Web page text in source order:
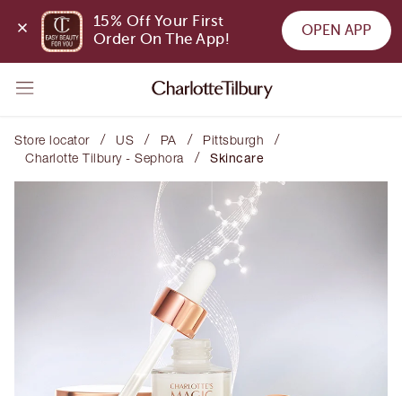
15% Off Your First
Order On The App!
OPEN APP
Store locator / US / PA / Pittsburgh /
Charlotte Tilbury - Sephora / Skincare